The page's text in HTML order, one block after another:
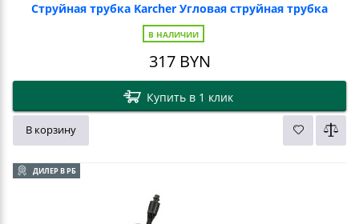
Струйная трубка Karcher Угловая струйная трубка
В НАЛИЧИИ
317BYN
Купить в 1 клик
В корзину
ДИЛЕР В РБ